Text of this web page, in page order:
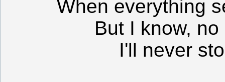
When everything
But I know,
I'll never